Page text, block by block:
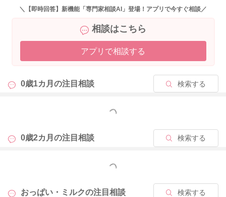
＼【即時回答】新機能「専門家相談AI」登場！アプリで今すぐ相談／
相談はこちら
アプリで相談する
0歳1カ月の注目相談 検索する
もっと見る
0歳2カ月の注目相談 検索する
もっと見る
おっぱい・ミルクの注目相談 検索する